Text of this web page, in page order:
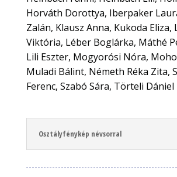
Horváth Dorottya, Iberpaker
Zalán, Klausz Anna, Kukoda
Viktória, Léber Boglárka, Máthé
Lili Eszter, Mogyorósi Nóra,
Muladi Bálint, Németh Réka Zita,
Ferenc, Szabó Sára, Törteli Dániel
Osztályfénykép névsorral